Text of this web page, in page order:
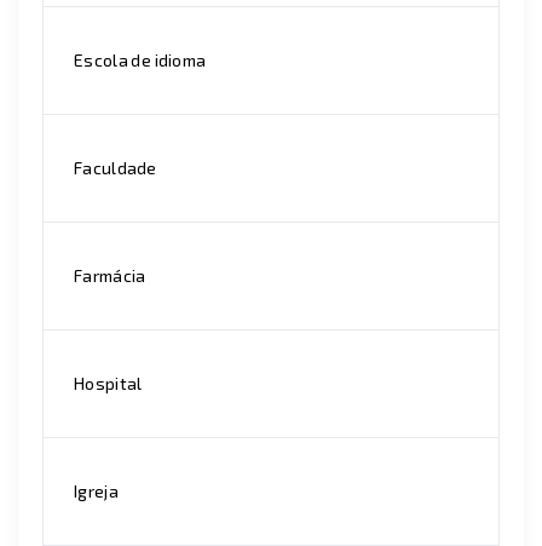
Escola de idioma
Faculdade
Farmácia
Hospital
Igreja